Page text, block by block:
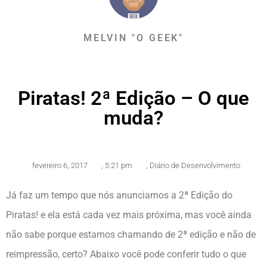
MELVIN "O GEEK"
Piratas! 2ª Edição – O que
muda?
fevereiro 6, 2017 , 5:21 pm , Diário de Desenvolvimento
Já faz um tempo que nós anunciamos a 2ª Edição do
Piratas! e ela está cada vez mais próxima, mas você ainda
não sabe porque estamos chamando de 2ª edição e não de
reimpressão, certo? Abaixo você pode conferir tudo o que